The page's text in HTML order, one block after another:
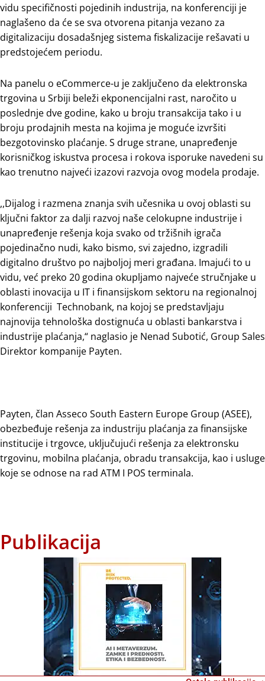
vidu specifičnosti pojedinih industrija, na konferenciji je
naglašeno da će se sva otvorena pitanja vezano za
digitalizaciju dosadašnjeg sistema fiskalizacije rešavati u
predstojećem periodu.
Na panelu o eCommerce-u je zaključeno da elektronska
trgovina u Srbiji beleži ekponencijalni rast, naročito u
poslednje dve godine, kako u broju transakcija tako i u
broju prodajnih mesta na kojima je moguće izvršiti
bezgotovinsko plaćanje. S druge strane, unapređenje
korisničkog iskustva procesa i rokova isporuke navedeni su
kao trenutno najveći izazovi razvoja ovog modela prodaje.
,,Dijalog i razmena znanja svih učesnika u ovoj oblasti su
ključni faktor za dalji razvoj naše celokupne industrije i
unapređenje rešenja koja svako od tržišnih igrača
pojedinačno nudi, kako bismo, svi zajedno, izgradili
digitalno društvo po najboljoj meri građana. Imajući to u
vidu, već preko 20 godina okupljamo najveće stručnjake u
oblasti inovacija u IT i finansijskom sektoru na regionalnoj
konferenciji Technobank, na kojoj se predstavljaju
najnovija tehnološka dostignuća u oblasti bankarstva i
industrije plaćanja,“ naglasio je Nenad Subotić, Group Sales
Direktor kompanije Payten.
Payten, član Asseco South Eastern Europe Group (ASEE),
obezbeđuje rešenja za industriju plaćanja za finansijske
institucije i trgovce, uključujući rešenja za elektronsku
trgovinu, mobilna plaćanja, obradu transakcija, kao i usluge
koje se odnose na rad ATM I POS terminala.
Publikacija